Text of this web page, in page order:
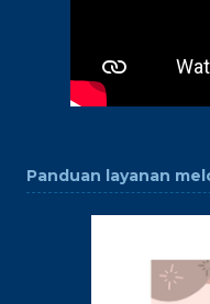
Panduan layanan